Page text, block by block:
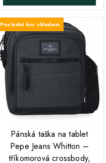
Poslední kus skladem
Pánská taška na tablet
Pepe Jeans Whitton –
tříkomorová crossbody,